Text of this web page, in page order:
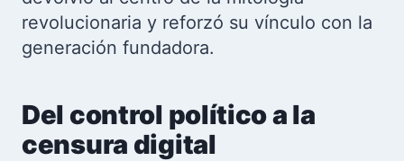
revolucionaria y reforzó su vínculo con la
generación fundadora.
Del control político a la
censura digital